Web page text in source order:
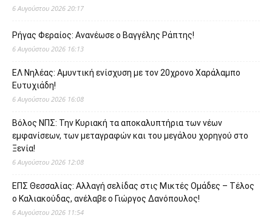
6 Αυγούστου 2026 20:17
Ρήγας Φεραίος: Ανανέωσε ο Βαγγέλης Ράπτης!
6 Αυγούστου 2026 16:13
ΕΛ Νηλέας: Αμυντική ενίσχυση με τον 20χρονο Χαράλαμπο
Ευτυχιάδη!
6 Αυγούστου 2026 16:08
Βόλος ΝΠΣ: Την Κυριακή τα αποκαλυπτήρια των νέων
εμφανίσεων, των μεταγραφών και του μεγάλου χορηγού στο
Ξενία!
6 Αυγούστου 2026 12:08
ΕΠΣ Θεσσαλίας: Αλλαγή σελίδας στις Μικτές Ομάδες – Τέλος
ο Καλιακούδας, ανέλαβε ο Γιώργος Δανόπουλος!
6 Αυγούστου 2026 11:54